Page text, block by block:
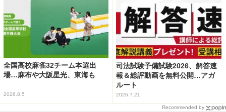
全国高校麻雀32チーム本選出
場…麻布や大阪星光、東海も
2026.8.5
司法試験予備試験2026、解答速
報＆総評動画を無料公開…アガ
ルート
2026.7.21
Recommended by